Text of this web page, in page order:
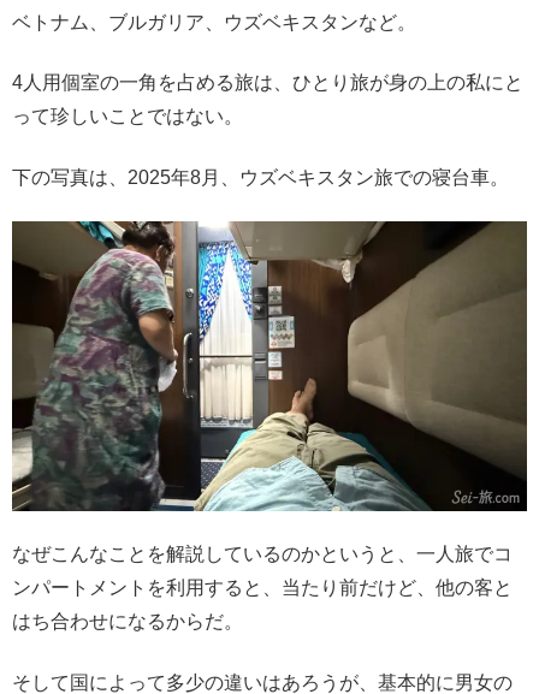
ベトナム、ブルガリア、ウズベキスタンなど。
4人用個室の一角を占める旅は、ひとり旅が身の上の私にと
って珍しいことではない。
下の写真は、2025年8月、ウズベキスタン旅での寝台車。
なぜこんなことを解説しているのかというと、一人旅でコ
ンパートメントを利用すると、当たり前だけど、他の客と
はち合わせになるからだ。
そして国によって多少の違いはあろうが、基本的に男女の